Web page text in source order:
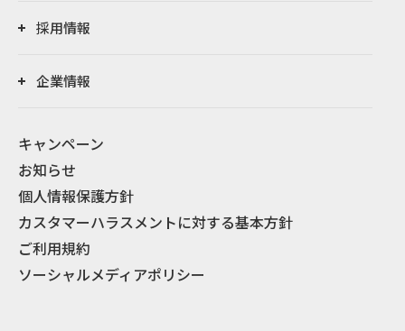
採用情報
企業情報
キャンペーン
お知らせ
個人情報保護方針
カスタマーハラスメントに対する基本方針
ご利用規約
ソーシャルメディアポリシー